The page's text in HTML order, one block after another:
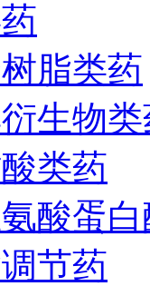
脂类药
生物
类药
酸蛋
节药